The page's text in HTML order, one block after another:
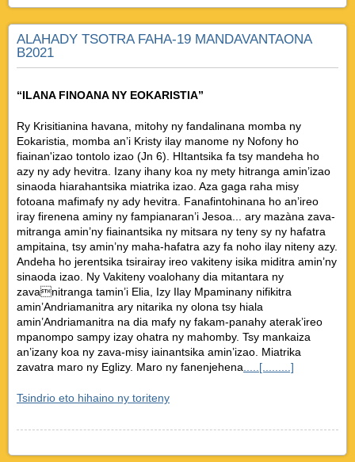
ALAHADY TSOTRA FAHA-19 MANDAVANTAONA
B2021
“ILANA FINOANA NY EOKARISTIA”
Ry Krisitianina havana, mitohy ny fandalinana momba ny
Eokaristia, momba an’i Kristy ilay manome ny Nofony ho
fiainan'izao tontolo izao (Jn 6). HItantsika fa tsy mandeha ho
azy ny ady hevitra. Izany ihany koa ny mety hitranga amin’izao
sinaoda hiarahantsika miatrika izao. Aza gaga raha misy
fotoana mafimafy ny ady hevitra. Fanafintohinana ho an’ireo
iray firenena aminy ny fampianaran’i Jesoa... ary mazàna zava-
mitranga amin’ny fiainantsika ny mitsara ny teny sy ny hafatra
ampitaina, tsy amin’ny maha-hafatra azy fa noho ilay niteny azy.
Andeha ho jerentsika tsirairay ireo vakiteny isika miditra amin’ny
sinaoda izao. Ny Vakiteny voalohany dia mitantara ny
zavanitranga tamin’i Elia, Izy Ilay Mpaminany nifikitra
amin’Andriamanitra ary nitarika ny olona tsy hiala
amin’Andriamanitra na dia mafy ny fakam-panahy aterak’ireo
mpanompo sampy izay ohatra ny mahomby. Tsy mankaiza
an’izany koa ny zava-misy iainantsika amin’izao. Miatrika
zavatra maro ny Eglizy. Maro ny fanenjehena .....[.........]
Tsindrio eto hihaino ny toriteny